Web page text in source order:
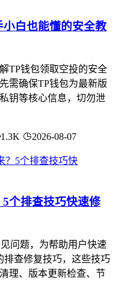
白也能懂的安全教
TP钱包领取空投的安全
需确保TP钱包为最新版
钥等核心信息，切勿泄
1.3K 2026-08-07
个排查技巧快速修
问题，为帮助用户快速
排查修复技巧，这些技巧
理、版本更新检查、节